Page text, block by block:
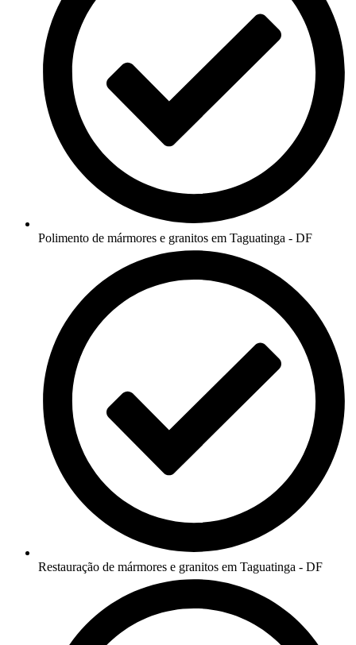
Polimento de mármores e granitos em Taguatinga - DF
Restauração de mármores e granitos em Taguatinga - DF